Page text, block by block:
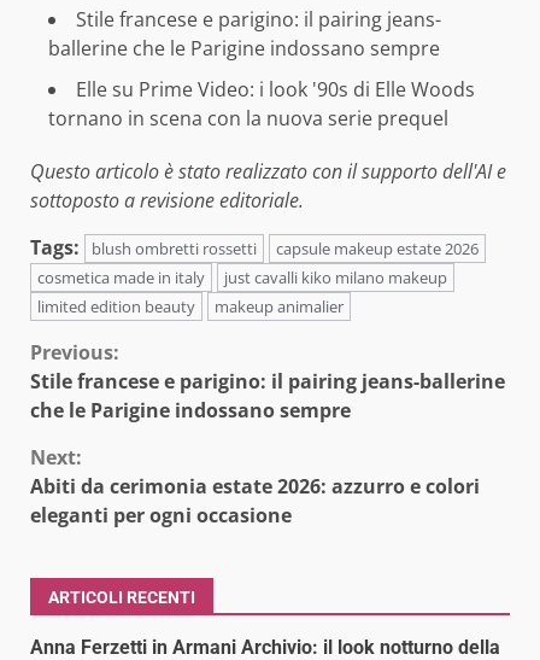
Stile francese e parigino: il pairing jeans-
ballerine che le Parigine indossano sempre
Elle su Prime Video: i look '90s di Elle Woods
tornano in scena con la nuova serie prequel
Questo articolo è stato realizzato con il supporto dell'AI e
sottoposto a revisione editoriale.
Tags:
blush ombretti rossetti
capsule makeup estate 2026
cosmetica made in italy
just cavalli kiko milano makeup
limited edition beauty
makeup animalier
Continue
Reading
Previous:
Stile francese e parigino: il pairing jeans-ballerine
che le Parigine indossano sempre
Next:
Abiti da cerimonia estate 2026: azzurro e colori
eleganti per ogni occasione
ARTICOLI RECENTI
Anna Ferzetti in Armani Archivio: il look notturno della